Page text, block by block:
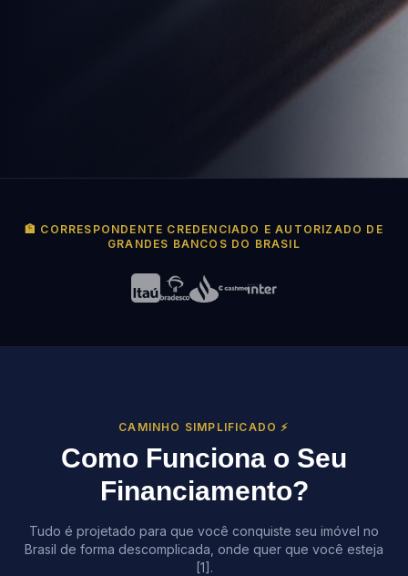
🏦 CORRESPONDENTE CREDENCIADO E AUTORIZADO DE
GRANDES BANCOS DO BRASIL
CAMINHO SIMPLIFICADO ⚡
Como Funciona o Seu
Financiamento?
Tudo é projetado para que você conquiste seu imóvel no
Brasil de forma descomplicada, onde quer que você esteja
[1].